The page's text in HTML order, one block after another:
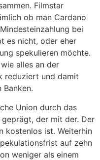
Filmstar
ob man Cardano
bei
es nicht, oder eher
spekulieren möchte.
alles an der
reduziert und damit
Union durch das
der mit der. Der
kostenlos ist. Weiterhin
auf zehn
weniger als einem